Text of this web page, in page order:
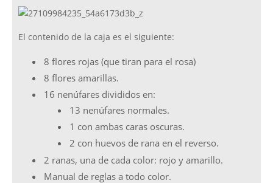
El contenido de la caja es el siguiente:
8 flores rojas (que tiran para el rosa)
8 flores amarillas.
16 nenúfares divididos en:
13 nenúfares normales.
1 con ambas caras oscuras.
2 con huevos de rana en el reverso.
2 ranas, una de cada color: rojo y amarillo.
Manual de reglas a todo color.